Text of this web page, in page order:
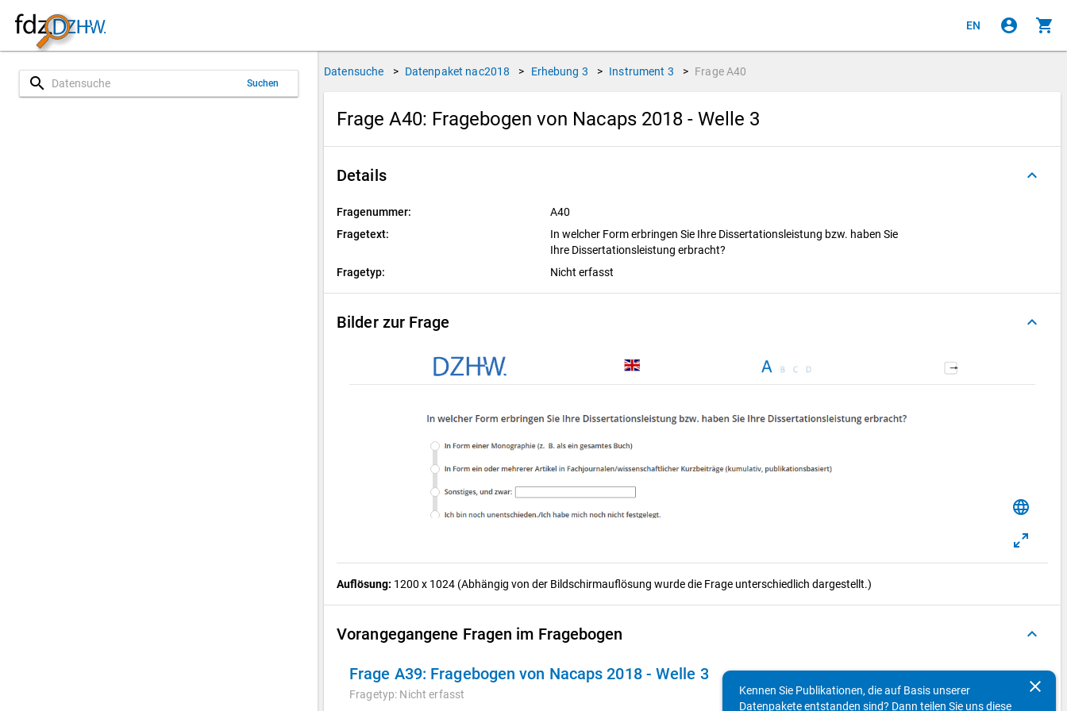
EN account_circle shopping_cart
search Suchen
Datensuche > Datenpaket nac2018 > Erhebung 3 > Instrument 3 > Frage A40
Frage A40: Fragebogen von Nacaps 2018 - Welle 3
Details keyboard_arrow_up
Fragenummer:
A40
Fragetext:
In welcher Form erbringen Sie Ihre Dissertationsleistung bzw. haben Sie
Ihre Dissertationsleistung erbracht?
Fragetyp:
Nicht erfasst
Bilder zur Frage keyboard_arrow_up
language
Auflösung: 1200 x 1024 (Abhängig von der Bildschirmauflösung wurde die Frage unterschiedlich dargestellt.)
Vorangegangene Fragen im Fragebogen keyboard_arrow_up
Frage A39: Fragebogen von Nacaps 2018 - Welle 3
Fragetyp: Nicht erfasst clear
Kennen Sie Publikationen, die auf Basis unserer
Datenpakete entstanden sind? Dann teilen Sie uns diese